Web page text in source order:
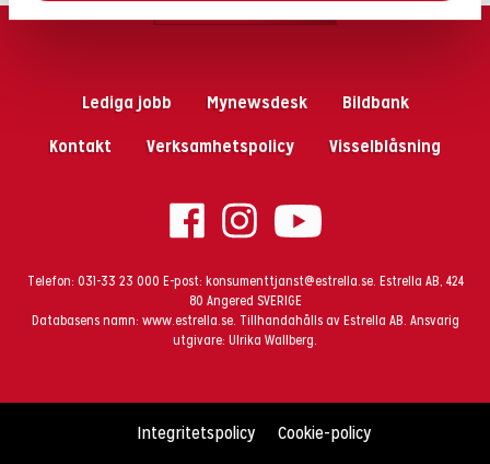
Lediga jobb Mynewsdesk
Bildbank
Kontakt
Verksamhetspolicy Visselblåsning
Telefon: 031-33 23 000 E-post: konsumenttjanst@estrella.se. Estrella AB, 424
80 Angered SVERIGE
Databasens namn: www.estrella.se. Tillhandahålls av Estrella AB. Ansvarig
utgivare: Ulrika Wallberg.
Integritetspolicy Cookie-policy